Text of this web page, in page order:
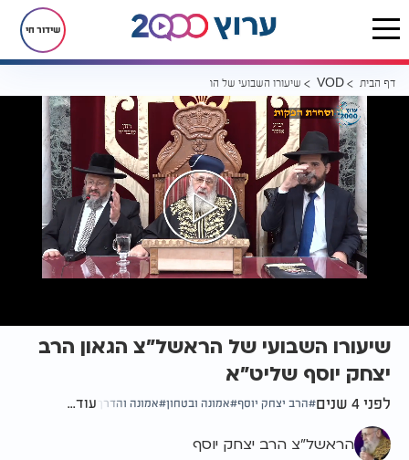
שידור חי
דף הבית VOD שיעורו השבועי של הראשל"צ הגאון הרב יצחק יוסף שליט"א
שיעורו השבועי של הראשל"צ הגאון הרב
יצחק יוסף שליט"א
לפני 4 שנים הרב יצחק יוסף אמונה ובטחון אמונה והדרך עוד...
הראשל"צ הרב יצחק יוסף